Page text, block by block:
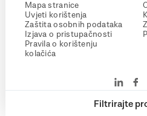
Filtrirajte
Mapa stranice
Uvjeti korištenja
Zaštita osobnih podataka
Izjava o pristupačnosti
Pravila o korištenju
kolačića